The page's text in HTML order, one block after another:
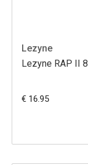
Lezyne
Lezyne RAP II 8
€ 16.95